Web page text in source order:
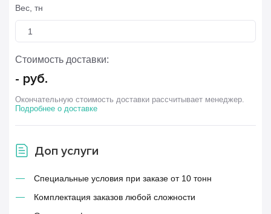
Вес, тн
Стоимость доставки:
- руб.
Окончательную стоимость доставки рассчитывает менеджер.
Подробнее о доставке
Доп услуги
Специальные условия при заказе от 10 тонн
Комплектация заказов любой сложности